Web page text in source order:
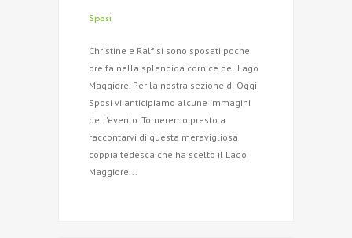
Sposi
Christine e Ralf si sono sposati poche
ore fa nella splendida cornice del Lago
Maggiore. Per la nostra sezione di Oggi
Sposi vi anticipiamo alcune immagini
dell'evento. Torneremo presto a
raccontarvi di questa meravigliosa
coppia tedesca che ha scelto il Lago
Maggiore...